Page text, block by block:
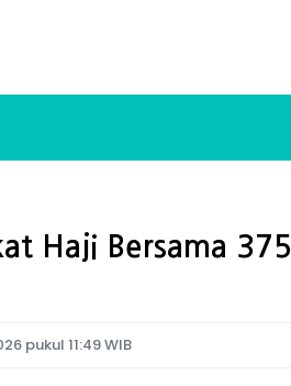
Haji Bersama 375
pukul 11:49 WIB